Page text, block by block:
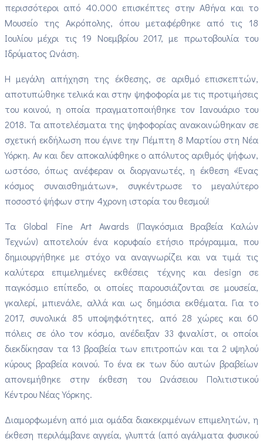
περισσότεροι από 40.000 επισκέπτες στην Αθήνα και το
Μουσείο της Ακρόπολης, όπου μεταφέρθηκε από τις 18
Ιουλίου μέχρι τις 19 Νοεμβρίου 2017, με πρωτοβουλία του
Ιδρύματος Ωνάση.
Η μεγάλη απήχηση της έκθεσης, σε αριθμό επισκεπτών,
αποτυπώθηκε τελικά και στην ψηφοφορία με τις προτιμήσεις
του κοινού, η οποία πραγματοποιήθηκε τον Ιανουάριο του
2018. Τα αποτελέσματα της ψηφοφορίας ανακοινώθηκαν σε
σχετική εκδήλωση που έγινε την Πέμπτη 8 Μαρτίου στη Νέα
Υόρκη. Αν και δεν αποκαλύφθηκε ο απόλυτος αριθμός ψήφων,
ωστόσο, όπως ανέφεραν οι διοργανωτές, η έκθεση «Ένας
κόσμος συναισθημάτων», συγκέντρωσε το μεγαλύτερο
ποσοστό ψήφων στην 4χρονη ιστορία του θεσμού!
Τα Global Fine Art Awards (Παγκόσμια Βραβεία Καλών
Τεχνών) αποτελούν ένα κορυφαίο ετήσιο πρόγραμμα, που
δημιουργήθηκε με στόχο να αναγνωρίζει και να τιμά τις
καλύτερα επιμελημένες εκθέσεις τέχνης και design σε
παγκόσμιο επίπεδο, οι οποίες παρουσιάζονται σε μουσεία,
γκαλερί, μπιενάλε, αλλά και ως δημόσια εκθέματα. Για το
2017, συνολικά 85 υποψηφιότητες, από 28 χώρες και 60
πόλεις σε όλο τον κόσμο, ανέδειξαν 33 φιναλίστ, οι οποίοι
διεκδίκησαν τα 13 βραβεία των επιτροπών και τα 2 υψηλού
κύρους βραβεία κοινού. Το ένα εκ των δύο αυτών βραβείων
απονεμήθηκε στην έκθεση του Ωνάσειου Πολιτιστικού
Κέντρου Νέας Υόρκης.
Διαμορφωμένη από μια ομάδα διακεκριμένων επιμελητών, η
έκθεση περιλάμβανε αγγεία, γλυπτά (από αγάλματα φυσικού